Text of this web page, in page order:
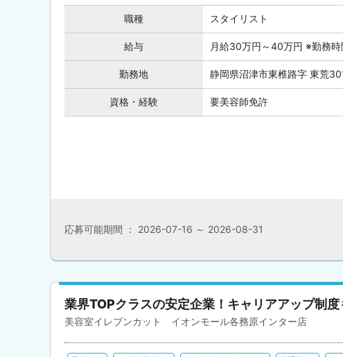
職種 スタイリスト
給与 月給30万円～40万円 ※勤務
勤務地 静岡県沼津市東椎路字 東荒
資格・経験 要美容師免許
応募可能期間 ： 2026-07-16 ～ 2026-08-31
業界TOPクラスの安定企業！キャリアアップ制
美容室イレブンカット イオンモール各務原インター店